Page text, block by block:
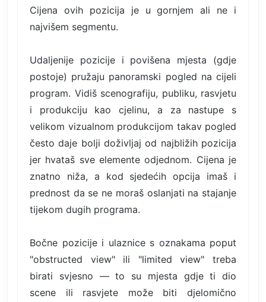
Cijena ovih pozicija je u gornjem ali ne i
najvišem segmentu.
Udaljenije pozicije i povišena mjesta (gdje
postoje) pružaju panoramski pogled na cijeli
program. Vidiš scenografiju, publiku, rasvjetu
i produkciju kao cjelinu, a za nastupe s
velikom vizualnom produkcijom takav pogled
često daje bolji doživljaj od najbližih pozicija
jer hvataš sve elemente odjednom. Cijena je
znatno niža, a kod sjedećih opcija imaš i
prednost da se ne moraš oslanjati na stajanje
tijekom dugih programa.
Bočne pozicije i ulaznice s oznakama poput
"obstructed view" ili "limited view" treba
birati svjesno — to su mjesta gdje ti dio
scene ili rasvjete može biti djelomično